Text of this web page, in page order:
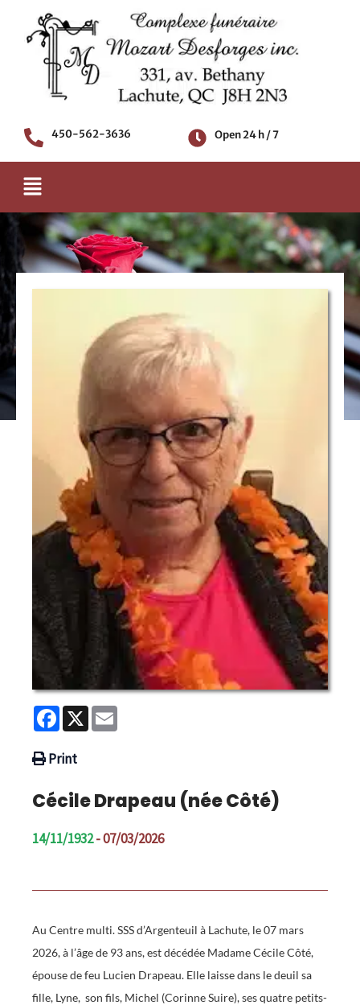
content
450-562-3636 Open 24 h / 7
Menu
Death notice
Facebook
X
Print
Cécile Drapeau (née Côté)
14/11/1932- 07/03/2026
Au Centre multi. SSS d’Argenteuil à Lachute, le 07 mars
2026, à l’âge de 93 ans, est décédée Madame Cécile Côté,
épouse de feu Lucien Drapeau. Elle laisse dans le deuil sa
fille, Lyne, son fils, Michel (Corinne Suire), ses quatre petits-